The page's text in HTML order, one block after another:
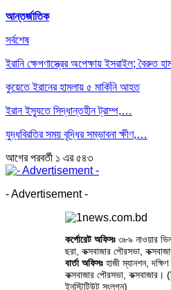
আন্তর্জাতিক
সর্বশেষ
ইরানি ক্ষেপণাস্ত্রের অপেক্ষায় ইসরাইল; বৈরুত
কুয়েতে ইরানের হামলায় ৫ মার্কিনি আহত
ইরান ইস্যুতে সিদ্ধান্তহীন ট্রাম্প,…
যুদ্ধবিরতির সময় বৃদ্ধির সম্ভাবনা ক্ষীণ,…
আগেরপরবর্তী ১ এর ৫৪৩
- Advertisement -
কর্পোরেট অফিসঃ ৩৮৯ নাওয়ার
ছরা, কক্সবাজার পৌরসভা,
বার্তা অফিসঃহাজী ম্যানশন,
কক্সবাজার পৌরসভা, কক্সবাজার।
ইনস্টিটিউট সংলগ্ন)